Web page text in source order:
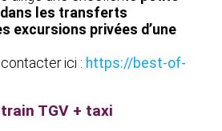
les transferts
excursions privées d’une
ici : https://best-of-
TGV + taxi